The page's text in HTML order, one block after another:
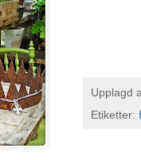
Upplagd
Etiketter: